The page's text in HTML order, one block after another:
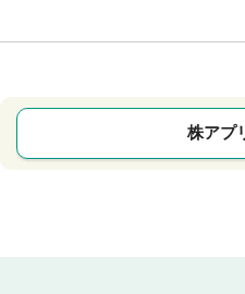
株アプ